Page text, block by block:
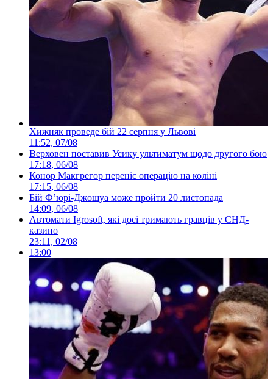
Хижняк проведе бій 22 серпня у Львові
11:52, 07/08
Верховен поставив Усику ультиматум щодо другого бою
17:18, 06/08
Конор Макгрегор переніс операцію на коліні
17:15, 06/08
Бій Ф’юрі-Джошуа може пройти 20 листопада
14:09, 06/08
Автомати Igrosoft, які досі тримають гравців у СНД-
казино
23:11, 02/08
13:00